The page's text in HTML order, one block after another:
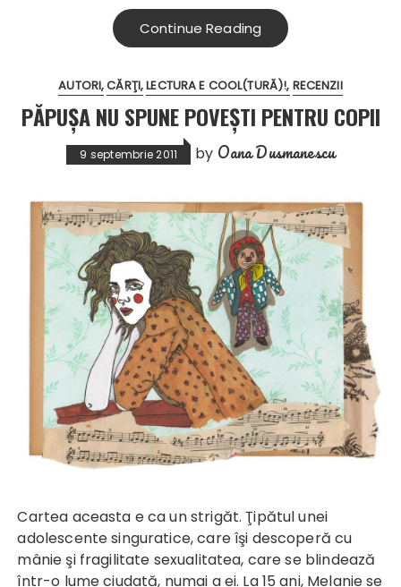
Continue Reading
AUTORI CĂRŢI LECTURA E COOL(TURĂ)! RECENZII
PĂPUŞA NU SPUNE POVEŞTI PENTRU COPII
9 septembrie 2011 by Oana Dusmanescu
Cartea aceasta e ca un strigăt. Ţipătul unei
adolescente singuratice, care îşi descoperă cu
mânie şi fragilitate sexualitatea, care se blindează
într-o lume ciudată, numai a ei. La 15 ani, Melanie se